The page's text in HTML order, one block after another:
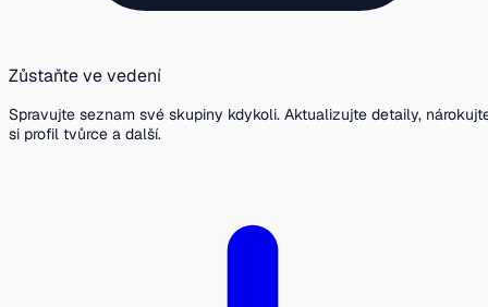
Zůstaňte ve vedení
Spravujte seznam své skupiny kdykoli. Aktualizujte detaily,
si profil tvůrce a další.